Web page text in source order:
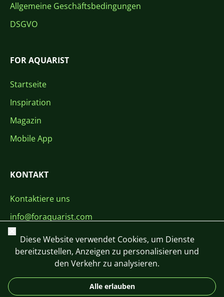
Allgemeine Geschäftsbedingungen
DSGVO
FOR AQUARIST
Startseite
Inspiration
Magazin
Mobile App
KONTAKT
Kontaktiere uns
info@foraquarist.com
+420 603 449 602
Schließen
Diese Website verwendet Cookies, um Dienste
bereitzustellen, Anzeigen zu personalisieren und
den Verkehr zu analysieren.
Alle erlauben